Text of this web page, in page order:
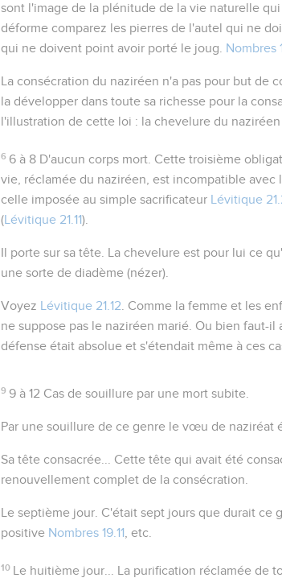
sont l'image de la plénitude de la vie naturelle
déforme comparez les pierres de l'autel qui ne
qui ne doivent point avoir porté le joug. Nombres
La consécration du naziréen n'a pas pour but de
la développer dans toute sa richesse pour la
l'illustration de cette loi : la chevelure du
6 6 à 8 D'aucun corps mort. Cette troisième
vie, réclamée du naziréen, est incompatible
celle imposée au simple sacrificateur Lévitique
(Lévitique 21.11).
Il porte sur sa tête . La chevelure est pour lui ce
une sorte de diadème (nézer).
Voyez Lévitique 21.12 . Comme la femme et les
ne suppose pas le naziréen marié. Ou bien faut-
défense était absolue et s'étendait même à ces
9 9 à 12 Cas de souillure par une mort subite.
Par une souillure de ce genre le vœu de naziréat
Sa tête consacrée...
Cette tête qui avait été
renouvellement complet de la consécration.
Le septième jour . C'était sept jours que durait ce
positive Nombres 19.11 , etc.
10 Le huitième jour...
La purification réclamée de